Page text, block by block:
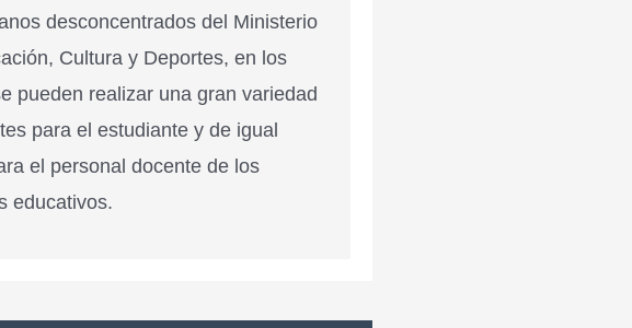
desconcentrados del Ministerio
Cultura y Deportes, en los
pueden realizar una gran variedad
para el estudiante y de igual
el personal docente de los
educativos.